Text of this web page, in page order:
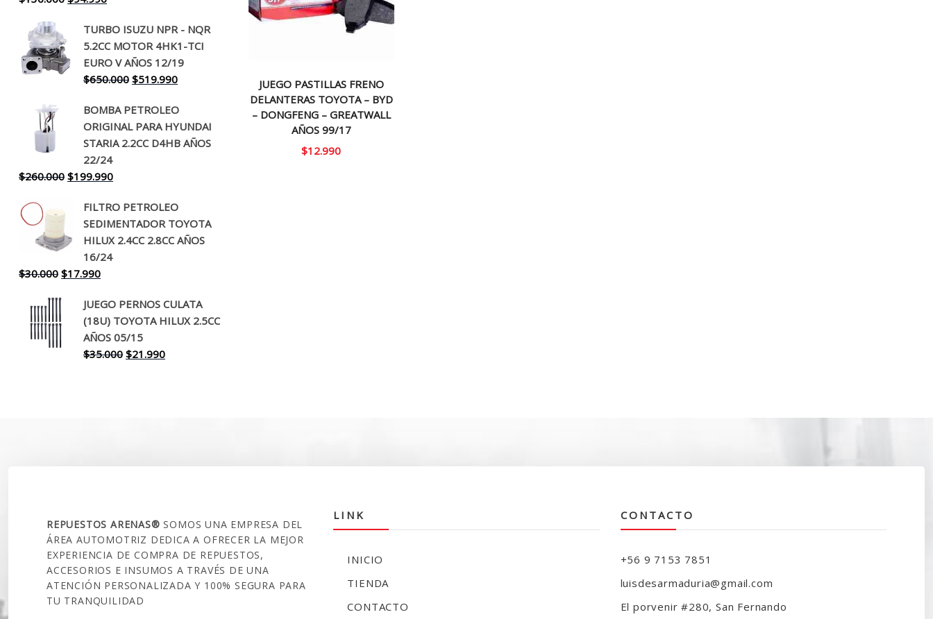
original
era:
$130.000.
actual
es:
$94.990.
TURBO ISUZU NPR - NQR
5.2CC MOTOR 4HK1-TCI
EURO V AÑOS 12/19
$650.000 El
original
era:
$650.000.
$519.990El
actual
es:
$519.990.
BOMBA PETROLEO
ORIGINAL PARA HYUNDAI
STARIA 2.2CC D4HB AÑOS
22/24
$260.000 El
original
era:
$260.000.
$199.990El
actual
es:
$199.990.
FILTRO PETROLEO
SEDIMENTADOR TOYOTA
HILUX 2.4CC 2.8CC AÑOS
16/24
$30.000 El
original
era:
$30.000.
$17.990El
actual
es:
$17.990.
JUEGO PERNOS CULATA
(18U) TOYOTA HILUX 2.5CC
AÑOS 05/15
$35.000 El
$21.990El
JUEGO PASTILLAS FRENO
DELANTERAS TOYOTA – BYD
– DONGFENG – GREATWALL
AÑOS 99/17
$12.990
REPUESTOS ARENAS®SOMOS UNA EMPRESA DEL
ÁREA AUTOMOTRIZ DEDICA A OFRECER LA MEJOR
EXPERIENCIA DE COMPRA DE REPUESTOS,
ACCESORIOS E INSUMOS A TRAVÉS DE UNA
ATENCIÓN PERSONALIZADA Y 100% SEGURA PARA
TU TRANQUILIDAD
LINK
INICIO
TIENDA
CONTACTO
CONTACTO
+56 9 7153 7851
luisdesarmaduria@gmail.com
El porvenir #280, San Fernando